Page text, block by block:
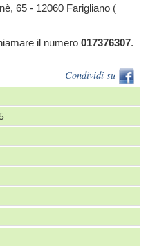
65 - 12060 Farigliano (
il numero 017376307.
Condividi su